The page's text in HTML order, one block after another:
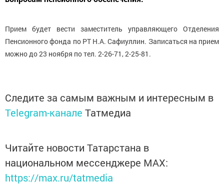
Прием будет вести заместитель управляющего Отделения
Пенсионного фонда по РТ Н.А. Сафиуллин. Записаться на прием
можно до 23 ноября по тел. 2-26-71, 2-25-81.
Следите за самым важным и интересным в
Telegram-канале Татмедиа
Читайте новости Татарстана в
национальном мессенджере MАХ:
https://max.ru/tatmedia